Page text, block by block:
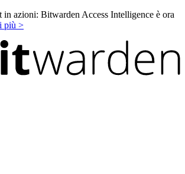
in azioni: Bitwarden Access Intelligence è ora
più >